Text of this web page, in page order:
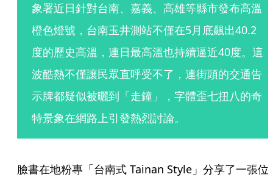
象署近日針對台南、嘉義、高雄等縣市發布高溫
橙色燈號，台南玉井測站不僅在5月底飆出40.2
度的歷史高溫，連日最高溫也持續逼近40度。這
波酷熱不僅讓民眾直呼受不了，連街頭的交通告
示牌都疑似被曬到「走鐘」，字體歪七扭八的奇
特景象在網路上引發熱烈討論。
臉書在地粉專「台南式 Tainan Style」分享了一張位